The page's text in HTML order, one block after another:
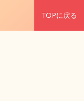
TOPに戻る